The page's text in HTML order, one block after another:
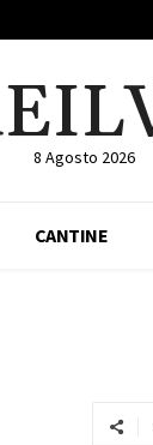
8 Agosto 2026
CANTINE